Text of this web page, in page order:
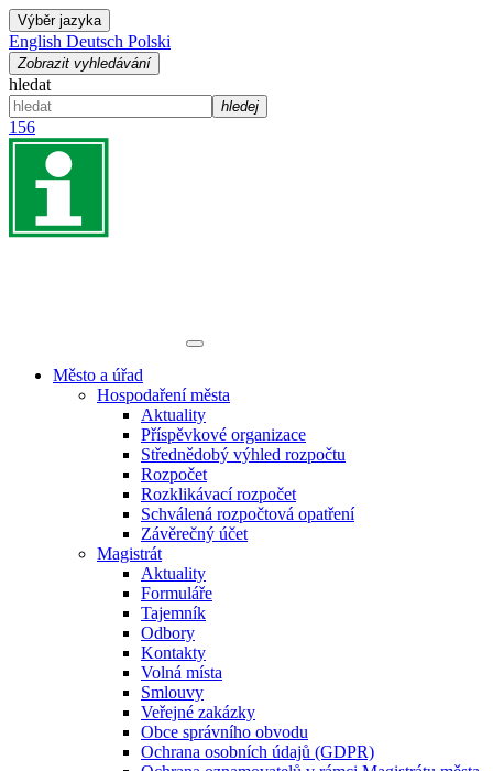
Výběr jazyka
English Deutsch Polski
Zobrazit vyhledávání
hledat
hledej
156
Město a úřad
Hospodaření města
Aktuality
Příspěvkové organizace
Střednědobý výhled rozpočtu
Rozpočet
Rozklikávací rozpočet
Schválená rozpočtová opatření
Závěrečný účet
Magistrát
Aktuality
Formuláře
Tajemník
Odbory
Kontakty
Volná místa
Smlouvy
Veřejné zakázky
Obce správního obvodu
Ochrana osobních údajů (GDPR)